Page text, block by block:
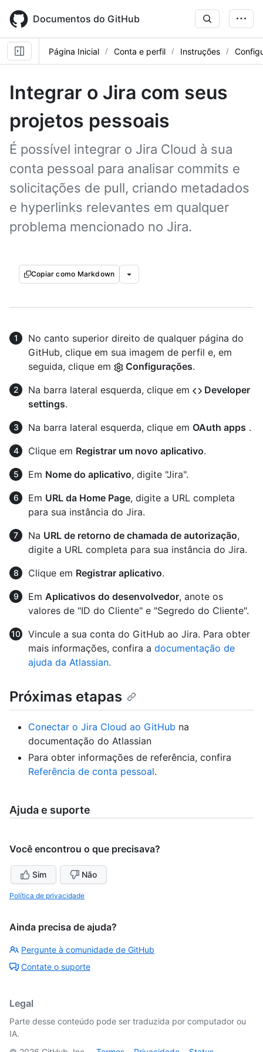
main
content
Documentos do GitHub
Página Inicial Conta e perfil Instruções
Integrar o Jira com seus
projetos pessoais
É possível integrar o Jira Cloud à sua
conta pessoal para analisar commits e
solicitações de pull, criando metadados
e hyperlinks relevantes em qualquer
problema mencionado no Jira.
Copiar como Markdown
No canto superior direito de qualquer página do
GitHub, clique em sua imagem de perfil e, em
seguida, clique em
Configurações.
Na barra lateral esquerda, clique em
Developer
settings.
Na barra lateral esquerda, clique em OAuth apps .
Clique em Registrar um novo aplicativo.
Em Nome do aplicativo, digite "Jira".
Em URL da Home Page, digite a URL completa
para sua instância do Jira.
Na URL de retorno de chamada de autorização,
digite a URL completa para sua instância do Jira.
Clique em Registrar aplicativo.
Em Aplicativos do desenvolvedor, anote os
valores de "ID do Cliente" e "Segredo do Cliente".
Vincule a sua conta do GitHub ao Jira. Para obter
mais informações, confira a documentação de
ajuda da Atlassian.
Próximas etapas
Conectar o Jira Cloud ao GitHub na
documentação do Atlassian
Para obter informações de referência, confira
Referência de conta pessoal.
Ajuda e suporte
Você encontrou o que precisava?
Sim Não
Política de privacidade
Ainda precisa de ajuda?
Pergunte à comunidade de GitHub
Contate o suporte
Legal
Parte desse conteúdo pode ser traduzida por computador ou
IA.